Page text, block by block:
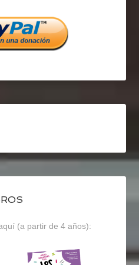
Instagram
(a partir de 4 años):